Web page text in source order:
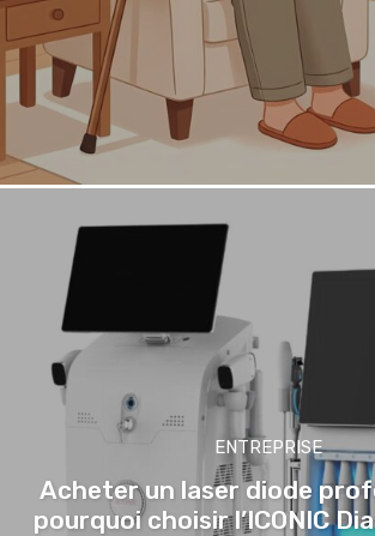
ENTREPRISE
Acheter un laser diode
pourquoi choisir l’ICONIC